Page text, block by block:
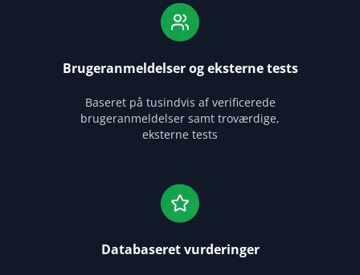
Brugeranmeldelser og eksterne tests
Baseret på tusindvis af verificerede
brugeranmeldelser samt troværdige,
eksterne tests
Databaseret vurderinger